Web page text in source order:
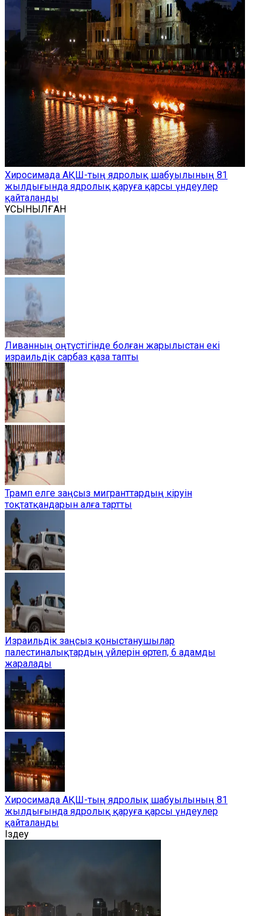
Хиросимада АҚШ-тың ядролық шабуылының 81
жылдығында ядролық қаруға қарсы үндеулер
қайталанды
ҰСЫНЫЛҒАН
Ливанның оңтүстігінде болған жарылыстан екі
израильдік сарбаз қаза тапты
Трамп елге заңсыз мигранттардың кіруін
тоқтатқандарын алға тартты
Израильдік заңсыз қоныстанушылар
палестиналықтардың үйлерін өртеп, 6 адамды
жаралады
Хиросимада АҚШ-тың ядролық шабуылының 81
жылдығында ядролық қаруға қарсы үндеулер
қайталанды
Іздеу